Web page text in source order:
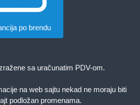
po brendu
sa uračunatim PDV-om.
na web sajtu nekad ne moraju biti
podložan promenama.